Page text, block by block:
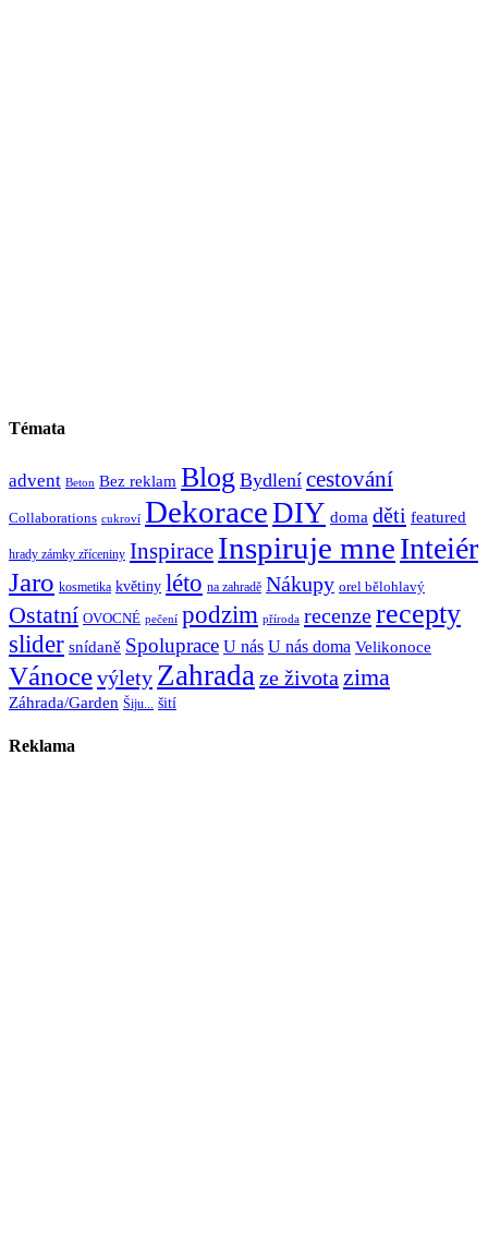
Témata
advent Beton Bez reklam Blog Bydlení cestování
Collaborations cukroví DekoraceDIY doma děti featured
hrady zámky zříceniny Inspirace Inspiruje mneInteiér
Jaro kosmetika květiny léto na zahradě Nákupy orel bělohlavý
Ostatní OVOCNÉ pečení podzim příroda recenzerecepty
slider snídaně Spoluprace U nás U nás doma Velikonoce
Vánocevýlety Zahradaze životazima
Záhrada/Garden Šiju... šití
Reklama